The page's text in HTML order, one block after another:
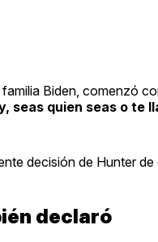
Biden, comenzó
seas quien seas o te
decisión de Hunter
declaró